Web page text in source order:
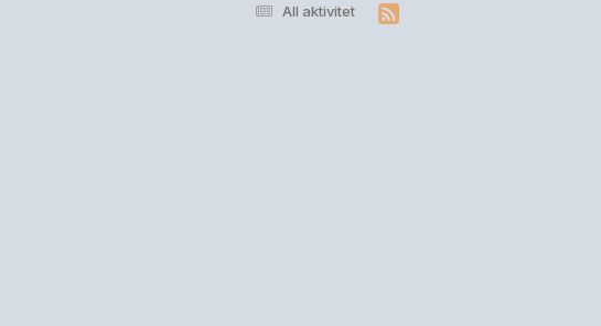
All aktivitet